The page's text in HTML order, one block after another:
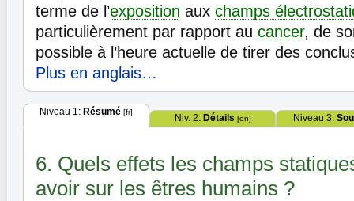
terme de l’exposition aux champs
particulièrement par rapport au cancer, de
possible à l’heure actuelle de tirer des
Plus en anglais…
Niveau 1: Résumé [fr]
Niv. 2: Détails [en] Niveau 3:
6. Quels effets les champs
avoir sur les êtres humains ?